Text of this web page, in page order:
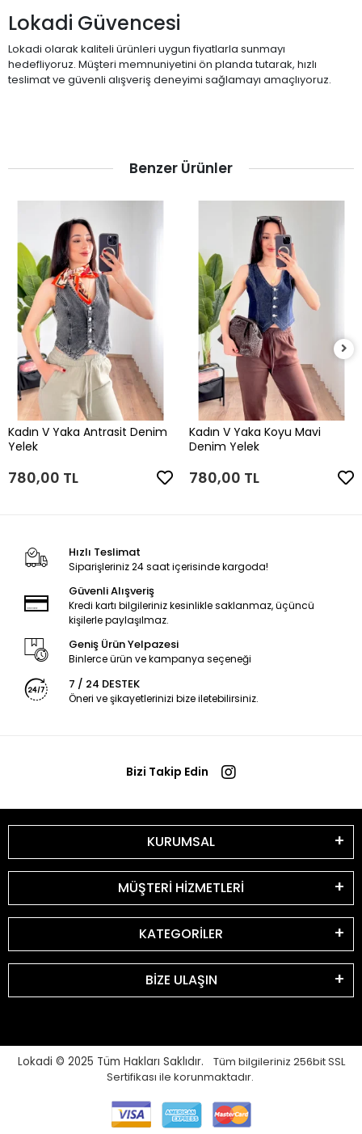
Lokadi Güvencesi
Lokadi olarak kaliteli ürünleri uygun fiyatlarla sunmayı
hedefliyoruz. Müşteri memnuniyetini ön planda tutarak, hızlı
teslimat ve güvenli alışveriş deneyimi sağlamayı amaçlıyoruz.
Benzer Ürünler
Kadın V Yaka Antrasit Denim
Yelek
780,00 TL
Kadın V Yaka Koyu Mavi
Denim Yelek
780,00 TL
Hızlı Teslimat
Siparişleriniz 24 saat içerisinde kargoda!
Güvenli Alışveriş
Kredi kartı bilgileriniz kesinlikle saklanmaz, üçüncü
kişilerle paylaşılmaz.
Geniş Ürün Yelpazesi
Binlerce ürün ve kampanya seçeneği
7 / 24 DESTEK
Öneri ve şikayetlerinizi bize iletebilirsiniz.
Bizi Takip Edin
KURUMSAL
MÜŞTERİ HİZMETLERİ
KATEGORİLER
BİZE ULAŞIN
Lokadi © 2025 Tüm Hakları Saklıdır. Tüm bilgileriniz 256bit SSL
Sertifikası ile korunmaktadır.